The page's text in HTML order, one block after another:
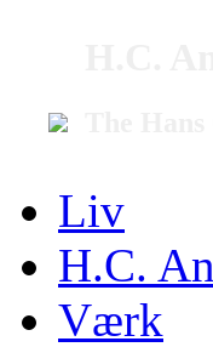
Liv
H.C.
Værk